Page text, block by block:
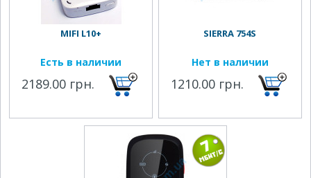
MIFI L10+
Есть в наличии
2189.00 грн.
SIERRA 754S
Нет в наличии
1210.00 грн.